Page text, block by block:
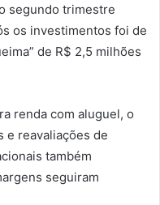
segundo trimestre
os investimentos foi de
de R$ 2,5 milhões
renda com aluguel, o
e reavaliações de
também
seguiram